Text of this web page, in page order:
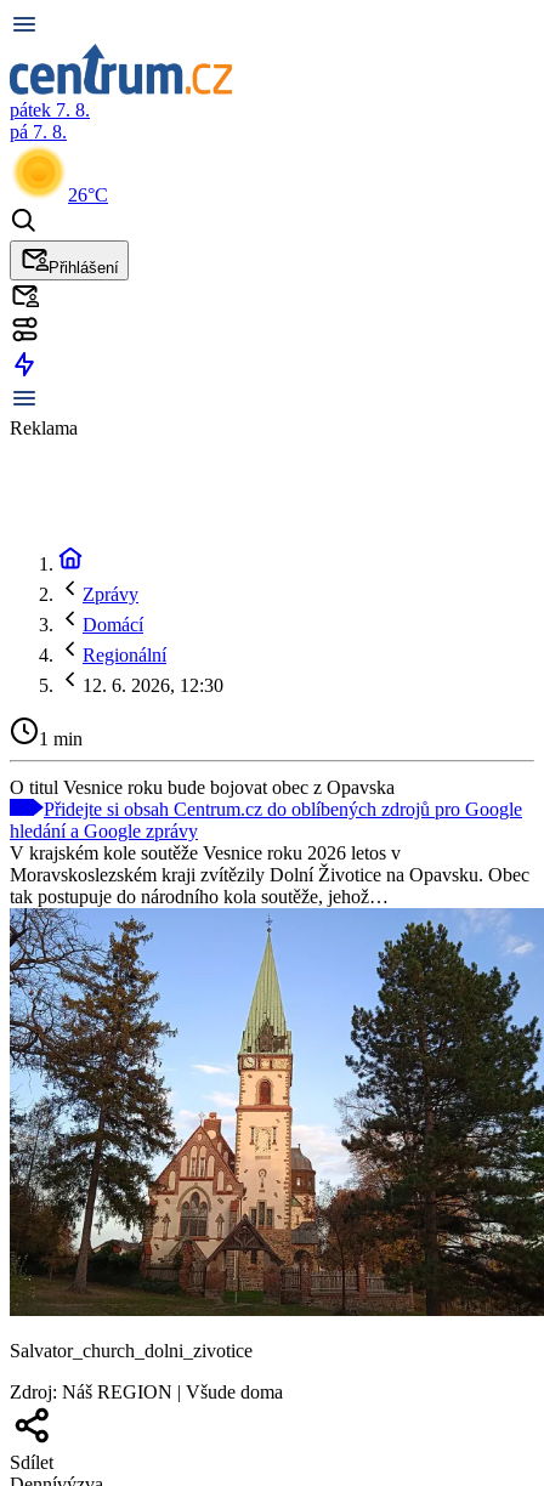
pátek 7. 8.
pá 7. 8.
26°C
Přihlášení
Reklama
Zprávy
Domácí
Regionální
12. 6. 2026, 12:30
1 min
O titul Vesnice roku bude bojovat obec z Opavska
Přidejte si obsah Centrum.cz do oblíbených zdrojů pro Google
hledání a Google zprávy
V krajském kole soutěže Vesnice roku 2026 letos v
Moravskoslezském kraji zvítězily Dolní Životice na Opavsku. Obec
tak postupuje do národního kola soutěže, jehož…
Salvator_church_dolni_zivotice
Zdroj: Náš REGION | Všude doma
Sdílet